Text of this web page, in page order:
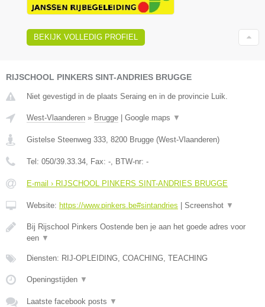
BEKIJK VOLLEDIG PROFIEL
RIJSCHOOL PINKERS SINT-ANDRIES BRUGGE
Niet gevestigd in de plaats Seraing en in de provincie Luik.
West-Vlaanderen » Brugge Google maps ▼
Gistelse Steenweg 333, 8200 Brugge (West-Vlaanderen)
Tel: 050/39.33.34, Fax: -, BTW-nr: -
E-mail › RIJSCHOOL PINKERS SINT-ANDRIES BRUGGE
Website: https://www.pinkers.be#sintandries Screenshot ▼
Bij Rijschool Pinkers Oostende ben je aan het goede adres voor
een ▼
Diensten: RIJ-OPLEIDING, COACHING, TEACHING
Openingstijden ▼
Laatste facebook posts ▼